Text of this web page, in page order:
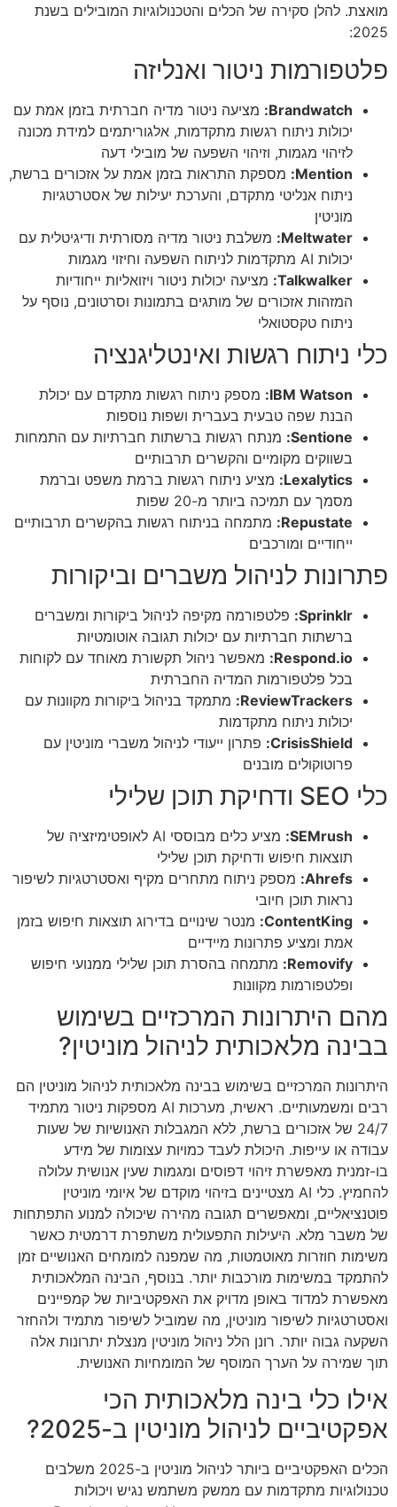
מואצת. להלן סקירה של הכלים והטכנולוגיות המובילים בשנת
2025:
פלטפורמות ניטור ואנליזה
Brandwatch: מציעה ניטור מדיה חברתית בזמן אמת עם
יכולות ניתוח רגשות מתקדמות, אלגוריתמים למידת מכונה
לזיהוי מגמות, וזיהוי השפעה של מובילי דעה
Mention: מספקת התראות בזמן אמת על אזכורים ברשת,
ניתוח אנליטי מתקדם, והערכת יעילות של אסטרטגיות
מוניטין
Meltwater: משלבת ניטור מדיה מסורתית ודיגיטלית עם
יכולות AI מתקדמות לניתוח השפעה וחיזוי מגמות
Talkwalker: מציעה יכולות ניטור ויזואליות ייחודיות
המזהות אזכורים של מותגים בתמונות וסרטונים, נוסף על
ניתוח טקסטואלי
כלי ניתוח רגשות ואינטליגנציה
IBM Watson: מספק ניתוח רגשות מתקדם עם יכולת
הבנת שפה טבעית בעברית ושפות נוספות
Sentione: מנתח רגשות ברשתות חברתיות עם התמחות
בשווקים מקומיים והקשרים תרבותיים
Lexalytics: מציע ניתוח רגשות ברמת משפט וברמת
מסמך עם תמיכה ביותר מ-20 שפות
Repustate: מתמחה בניתוח רגשות בהקשרים תרבותיים
ייחודיים ומורכבים
פתרונות לניהול משברים וביקורות
Sprinklr: פלטפורמה מקיפה לניהול ביקורות ומשברים
ברשתות חברתיות עם יכולות תגובה אוטומטיות
Respond.io: מאפשר ניהול תקשורת מאוחד עם לקוחות
בכל פלטפורמות המדיה החברתית
ReviewTrackers: מתמקד בניהול ביקורות מקוונות עם
יכולות ניתוח מתקדמות
CrisisShield: פתרון ייעודי לניהול משברי מוניטין עם
פרוטוקולים מובנים
כלי SEO ודחיקת תוכן שלילי
SEMrush:
מציע כלים מבוססי AI לאופטימיזציה של
תוצאות חיפוש ודחיקת תוכן שלילי
Ahrefs: מספק ניתוח מתחרים מקיף ואסטרטגיות לשיפור
נראות תוכן חיובי
ContentKing: מנטר שינויים בדירוג תוצאות חיפוש בזמן
אמת ומציע פתרונות מיידיים
Removify: מתמחה בהסרת תוכן שלילי ממנועי חיפוש
ופלטפורמות מקוונות
מהם היתרונות המרכזיים בשימוש
בבינה מלאכותית לניהול מוניטין?
היתרונות המרכזיים בשימוש בבינה מלאכותית לניהול מוניטין הם
רבים ומשמעותיים. ראשית, מערכות AI מספקות ניטור מתמיד
24/7 של אזכורים ברשת, ללא המגבלות האנושיות של שעות
עבודה או עייפות. היכולת לעבד כמויות עצומות של מידע
בו-זמנית מאפשרת זיהוי דפוסים ומגמות שעין אנושית עלולה
להחמיץ. כלי AI מצטיינים בזיהוי מוקדם של איומי מוניטין
פוטנציאליים, ומאפשרים תגובה מהירה שיכולה למנוע התפתחות
של משבר מלא. היעילות התפעולית משתפרת דרמטית כאשר
משימות חוזרות מאוטמטות, מה שמפנה למומחים האנושיים זמן
להתמקד במשימות מורכבות יותר. בנוסף, הבינה המלאכותית
מאפשרת למדוד באופן מדויק את האפקטיביות של קמפיינים
ואסטרטגיות לשיפור מוניטין, מה שמוביל לשיפור מתמיד ולהחזר
השקעה גבוה יותר. רונן הלל ניהול מוניטין מנצלת יתרונות אלה
תוך שמירה על הערך המוסף של המומחיות האנושית.
אילו כלי בינה מלאכותית הכי
אפקטיביים לניהול מוניטין ב-2025?
הכלים האפקטיביים ביותר לניהול מוניטין ב-2025 משלבים
טכנולוגיות מתקדמות עם ממשק משתמש נגיש ויכולות